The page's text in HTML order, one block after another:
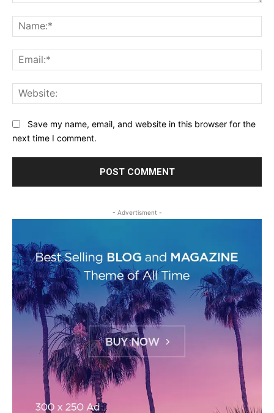
Save my name, email, and website in this browser for the
next time I comment.
- Advertisment -